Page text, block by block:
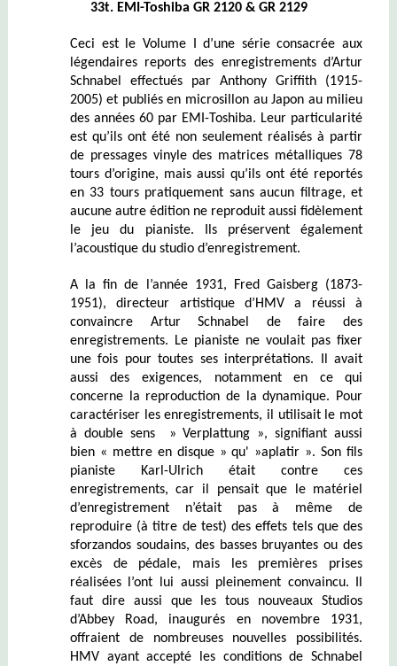
33t. EMI-Toshiba GR 2120 & GR 2129
Ceci est le Volume I d’une série consacrée aux
légendaires reports des enregistrements d’Artur
Schnabel effectués par Anthony Griffith (1915-
2005) et publiés en microsillon au Japon au milieu
des années 60 par EMI-Toshiba. Leur particularité
est qu’ils ont été non seulement réalisés à partir
de pressages vinyle des matrices métalliques 78
tours d’origine, mais aussi qu’ils ont été reportés
en 33 tours pratiquement sans aucun filtrage, et
aucune autre édition ne reproduit aussi fidèlement
le jeu du pianiste. Ils préservent également
l’acoustique du studio d’enregistrement.
A la fin de l’année 1931, Fred Gaisberg (1873-
1951), directeur artistique d’HMV a réussi à
convaincre Artur Schnabel de faire des
enregistrements. Le pianiste ne voulait pas fixer
une fois pour toutes ses interprétations. Il avait
aussi des exigences, notamment en ce qui
concerne la reproduction de la dynamique. Pour
caractériser les enregistrements, il utilisait le mot
à double sens » Verplattung », signifiant aussi
bien « mettre en disque » qu' »aplatir ». Son fils
pianiste Karl-Ulrich était contre ces
enregistrements, car il pensait que le matériel
d’enregistrement n’était pas à même de
reproduire (à titre de test) des effets tels que des
sforzandos soudains, des basses bruyantes ou des
excès de pédale, mais les premières prises
réalisées l’ont lui aussi pleinement convaincu. Il
faut dire aussi que les tous nouveaux Studios
d’Abbey Road, inaugurés en novembre 1931,
offraient de nombreuses nouvelles possibilités.
HMV ayant accepté les conditions de Schnabel